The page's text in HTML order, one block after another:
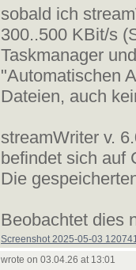
sobald ich
300..500 KBit/s
Taskmanager
"Automatischen
Dateien, auch
streamWriter v.
befindet sich auf
Die
Beobachtet dies
Screenshot 2025-05-03
wrote on 03.04.26 at 13:01